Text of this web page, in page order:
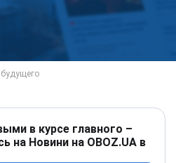
в курсе главного –
на Новини на OBOZ.UA в